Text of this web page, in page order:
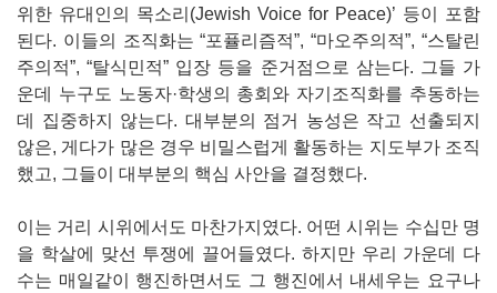
위한 유대인의 목소리(Jewish Voice for Peace)’ 등이 포함
된다. 이들의 조직화는 “포퓰리즘적”, “마오주의적”, “스탈린
주의적”, “탈식민적” 입장 등을 준거점으로 삼는다. 그들 가
운데 누구도 노동자·학생의 총회와 자기조직화를 추동하는
데 집중하지 않는다. 대부분의 점거 농성은 작고 선출되지
않은, 게다가 많은 경우 비밀스럽게 활동하는 지도부가 조직
했고, 그들이 대부분의 핵심 사안을 결정했다.
이는 거리 시위에서도 마찬가지였다. 어떤 시위는 수십만 명
을 학살에 맞선 투쟁에 끌어들였다. 하지만 우리 가운데 다
수는 매일같이 행진하면서도 그 행진에서 내세우는 요구나